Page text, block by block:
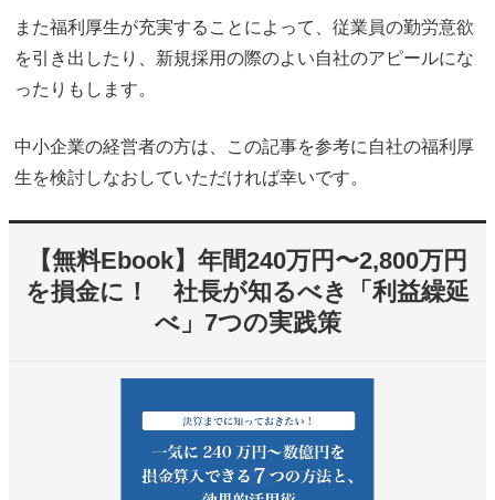
また福利厚生が充実することによって、従業員の勤労意欲
を引き出したり、新規採用の際のよい自社のアピールにな
ったりもします。
中小企業の経営者の方は、この記事を参考に自社の福利厚
生を検討しなおしていただければ幸いです。
【無料Ebook】年間240万円〜2,800万円
を損金に！ 社長が知るべき「利益繰延
べ」7つの実践策